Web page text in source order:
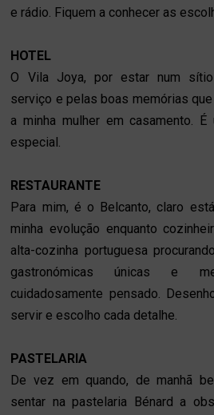
e rádio. Fiquem a conhecer as
HOTEL
O Vila Joya, por estar num
serviço e pelas boas memórias
a minha mulher em casamento.
especial.
RESTAURANTE
Para mim, é o Belcanto, claro
minha evolução enquanto
alta-cozinha portuguesa
gastronómicas únicas e
cuidadosamente pensado.
servir e escolho cada detalhe.
PASTELARIA
De vez em quando, de manhã
sentar na pastelaria Bénard a